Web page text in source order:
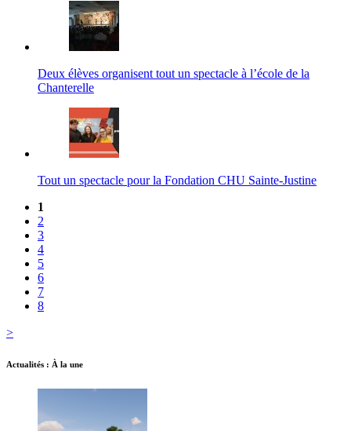
Deux élèves organisent tout un spectacle à l’école de la
Chanterelle
Tout un spectacle pour la Fondation CHU Sainte-Justine
1
2
3
4
5
6
7
8
>
Actualités : À la une